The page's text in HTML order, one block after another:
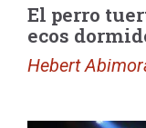
El perro
ecos
Hebert